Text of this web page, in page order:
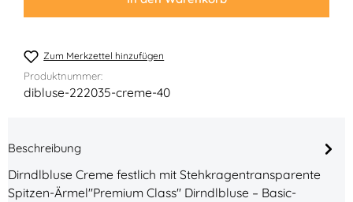
Zum Merkzettel hinzufügen
Produktnummer:
dibluse-222035-creme-40
Beschreibung
Dirndlbluse Creme festlich mit Stehkragentransparente
Spitzen-Ärmel"Premium Class" Dirndlbluse – Basic-